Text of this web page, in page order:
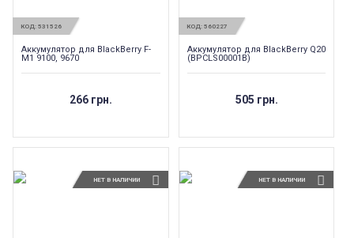
КОД: 531526
Аккумулятор для BlackBerry F-
M1 9100, 9670
266 грн.
КОД: 560227
Аккумулятор для BlackBerry Q20
(BPCLS00001B)
505 грн.
НЕТ В НАЛИЧИИ НЕТ В НАЛИЧИИ